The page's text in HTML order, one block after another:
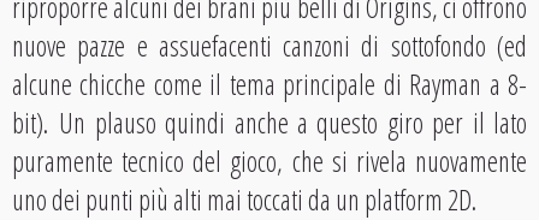
nuove pazze e assuefacenti canzoni di sottofondo (ed
alcune chicche come il tema principale di Rayman a 8-
bit). Un plauso quindi anche a questo giro per il lato
puramente tecnico del gioco, che si rivela nuovamente
uno dei punti più alti mai toccati da un platform 2D.